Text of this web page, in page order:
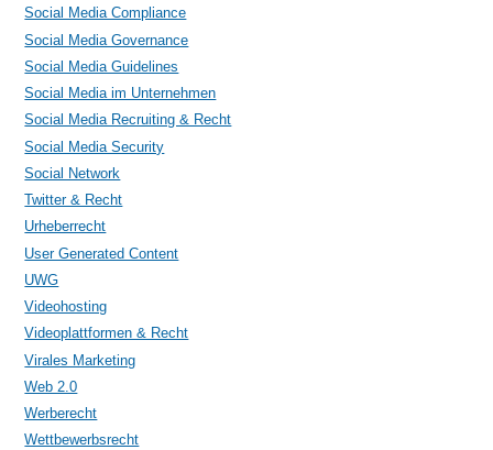
Social Media Compliance
Social Media Governance
Social Media Guidelines
Social Media im Unternehmen
Social Media Recruiting & Recht
Social Media Security
Social Network
Twitter & Recht
Urheberrecht
User Generated Content
UWG
Videohosting
Videoplattformen & Recht
Virales Marketing
Web 2.0
Werberecht
Wettbewerbsrecht